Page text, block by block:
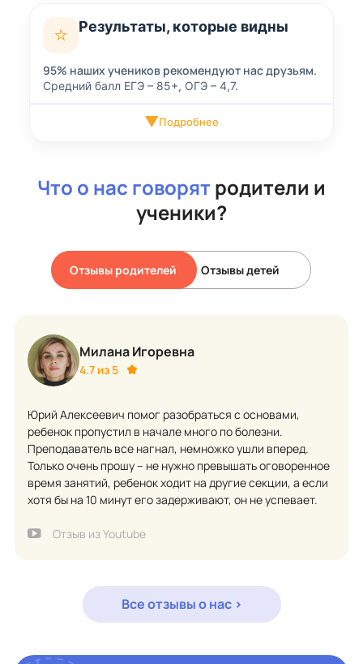
⭐ Результаты, которые видны
95% наших учеников рекомендуют нас друзьям.
Средний балл ЕГЭ – 85+, ОГЭ – 4,7.
▼Подробнее
Что о нас говорятродители и
ученики?
Отзывы родителей Отзывы детей
Милана Игоревна
4.7 из 5
Юрий Алексеевич помог разобраться с основами,
ребенок пропустил в начале много по болезни.
Преподаватель все нагнал, немножко ушли вперед.
Только очень прошу – не нужно превышать оговоренное
время занятий, ребенок ходит на другие секции, а если
хотя бы на 10 минут его задерживают, он не успевает.
Отзыв из Youtube
Все отзывы о нас >